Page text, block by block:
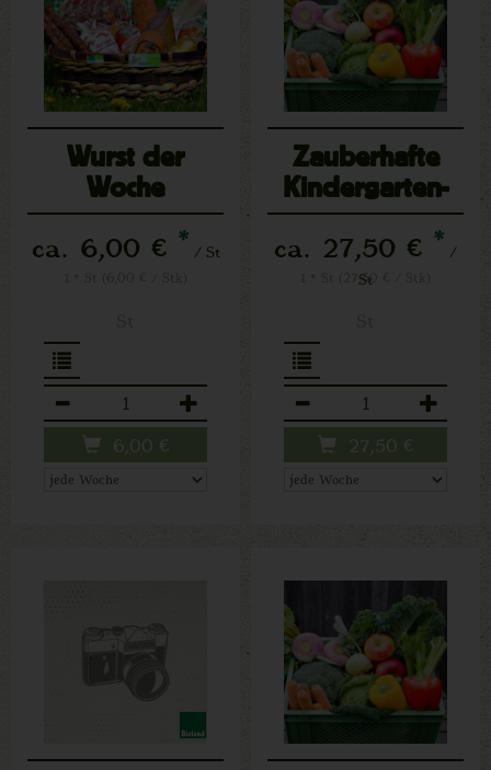
Wurst der
Woche
ca. 6,00 € * / St
6,00 €
Zauberhafte
Kindergarten-
Kiste
ca. 27,50 € * /
St
1 * St (27,50 € / Stk)
27,50 €